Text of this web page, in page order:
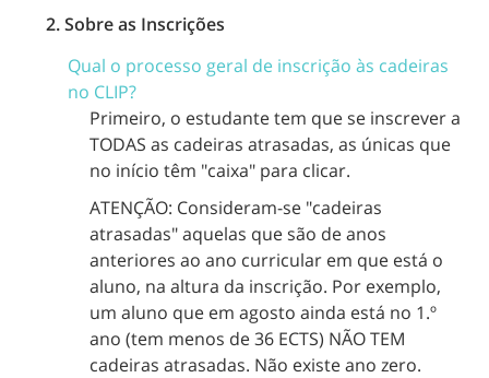
2. Sobre as Inscrições
Qual o processo geral de inscrição às cadeiras
no CLIP?
Primeiro, o estudante tem que se inscrever a
TODAS as cadeiras atrasadas, as únicas que
no início têm "caixa" para clicar.
ATENÇÃO: Consideram-se "cadeiras
atrasadas" aquelas que são de anos
anteriores ao ano curricular em que está o
aluno, na altura da inscrição. Por exemplo,
um aluno que em agosto ainda está no 1.º
ano (tem menos de 36 ECTS) NÃO TEM
cadeiras atrasadas. Não existe ano zero.